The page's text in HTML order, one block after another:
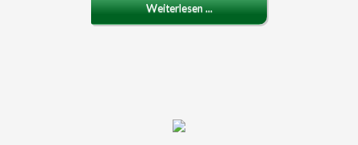
Weiterlesen ...